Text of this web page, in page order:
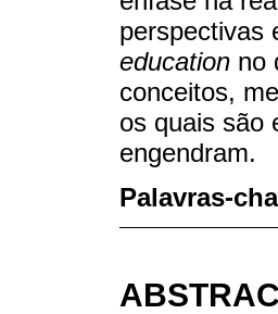
perspectivas
education no
conceitos,
os quais são
engendram.
Palavras-